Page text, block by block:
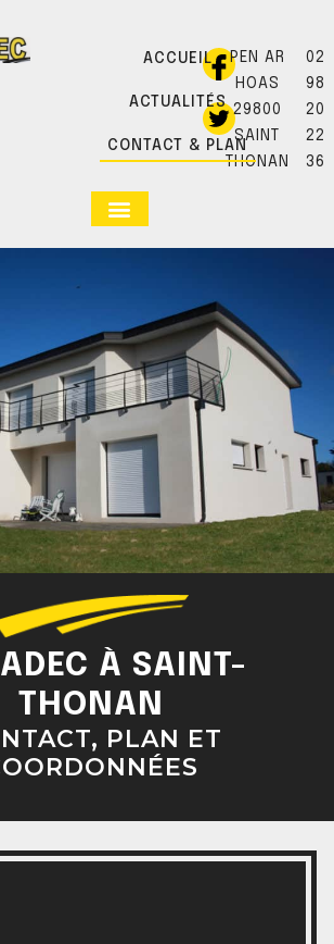
ACCUEIL
ACTUALITÉS
CONTACT & PLAN
PEN AR
HOAS
29800
SAINT
THONAN
02
98
20
22
36
À SAINT-
THONAN
PLAN ET